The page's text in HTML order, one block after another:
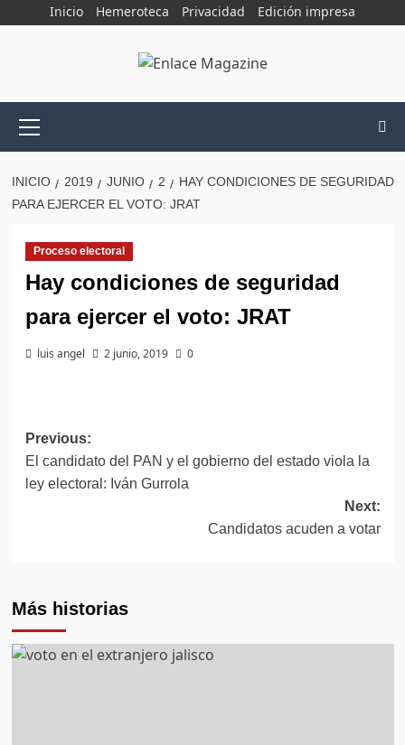
Inicio Hemeroteca Privacidad Edición impresa
principal
INICIO 2019 JUNIO 2
HAY CONDICIONES DE SEGURIDAD
PARA EJERCER EL VOTO: JRAT
Proceso electoral
Hay condiciones de seguridad
para ejercer el voto: JRAT
luis angel 2 junio, 2019 0
Post
navigation
Previous:
El candidato del PAN y el gobierno del estado viola la
ley electoral: Iván Gurrola
Next:
Candidatos acuden a votar
Más historias